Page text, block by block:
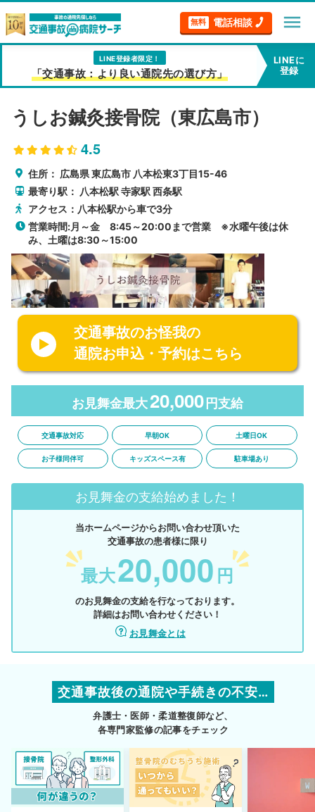
無料 電話相談 menu
LINE登録者限定！
「交通事故：より良い通院先の選び方」
LINEに
登録
うしお鍼灸接骨院（東広島市）
4.5
住所： 広島県東広島市 八本松東3丁目15-46
最寄り駅： 八本松駅 寺家駅 西条駅
アクセス：八本松駅から車で3分
営業時間:月～金 8:45～20:00まで営業 ※水曜午後は休
み、土曜は8:30～15:00
交通事故のお怪我の
通院お申込・予約はこちら
お見舞金最大20,000 円支給
交通事故対応 早朝OK 土曜日OK
お子様同伴可 キッズスペース有 駐車場あり
お見舞金の支給始めました！
当ホームページからお問い合わせ頂いた
交通事故の患者様に限り
最大20,000 円
のお見舞金の支給を行なっております。
詳細はお問い合わせください！
お見舞金とは
交通事故後の通院や手続きの不安…
弁護士・医師・柔道整復師など、
各専門家監修の記事をチェック